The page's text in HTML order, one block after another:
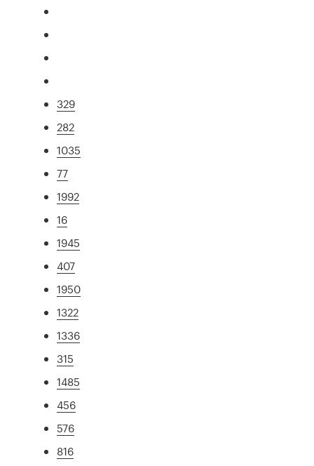
329
282
1035
77
1992
16
1945
407
1950
1322
1336
315
1485
456
576
816